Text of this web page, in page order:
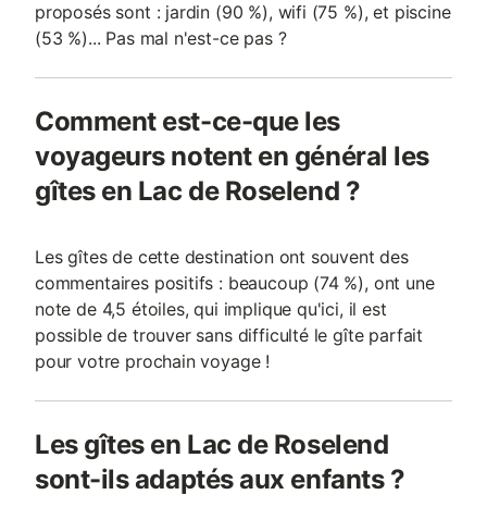
proposés sont : jardin (90 %), wifi (75 %), et piscine
(53 %)... Pas mal n'est-ce pas ?
Comment est-ce-que les
voyageurs notent en général les
gîtes en Lac de Roselend ?
Les gîtes de cette destination ont souvent des
commentaires positifs : beaucoup (74 %), ont une
note de 4,5 étoiles, qui implique qu'ici, il est
possible de trouver sans difficulté le gîte parfait
pour votre prochain voyage !
Les gîtes en Lac de Roselend
sont-ils adaptés aux enfants ?